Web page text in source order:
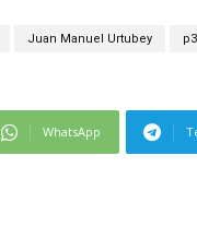
Juan Manuel Urtubey p3
WhatsApp